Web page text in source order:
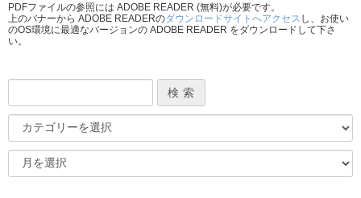
PDFファイルの参照には ADOBE READER (無料)が必要です。
上のバナーから ADOBE READERのダウンロードサイトへアクセス し、お使い
のOS環境に最適なバージョンの ADOBE READER をダウンロードして下さ
い。